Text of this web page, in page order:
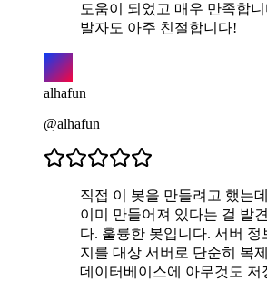
도움이 되었고 매우 만족합니
발자도 아주 친절합니다!
alhafun
@alhafun
직접 이 봇을 만들려고 했는
이미 만들어져 있다는 걸 발
다. 훌륭한 봇입니다. 서버 정
지를 대상 서버로 단순히 복
데이터베이스에 아무것도 저